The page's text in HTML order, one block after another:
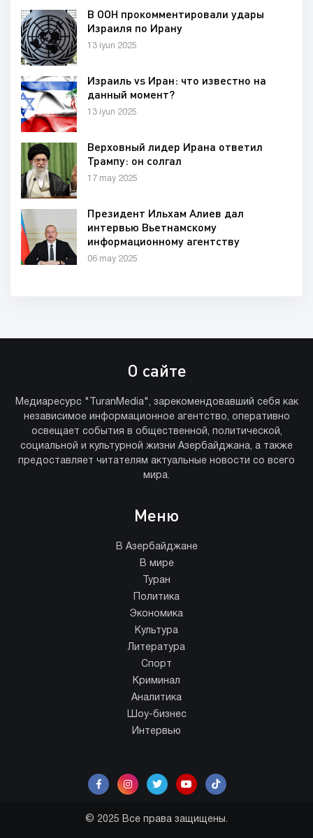
В ООН прокомментировали удары
Израиля по Ирану
13 iyun 2025
Израиль vs Иран: что известно на
данный момент?
13 iyun 2025
Верховный лидер Ирана ответил
Трампу: он солгал
17 may 2025
Президент Ильхам Алиев дал
интервью Вьетнамскому
информационному агентству
06 may 2025
О сайте
Медиаресурс "TuranMedia", зарекомендовавший себя как
независимое информационное агентство, оперативно
освещает события в общественной, политической,
социальной и культурной жизни Азербайджана, а также
предоставляет читателям актуальные новости со всего
мира.
Меню
В Азербайджане
В мире
Туран
Политика
Экономика
Культура
Литература
Спорт
Криминал
Аналитика
Шоу-бизнес
Интервью
© 2025 Все права защищены.